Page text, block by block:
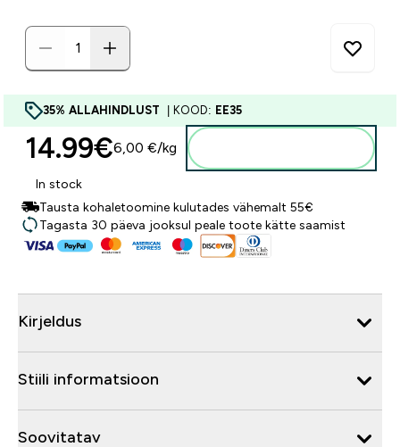
35% ALLAHINDLUST | KOOD: EE35
14.99€‎6,00 €‎/kg
In stock
Tausta kohaletoomine kulutades vähemalt 55€
Tagasta 30 päeva jooksul peale toote kätte saamist
Kirjeldus
Stiili informatsioon
Soovitatav